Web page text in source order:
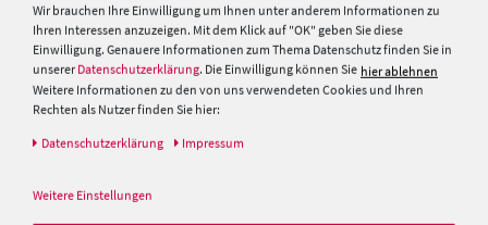
Wir brauchen Ihre Einwilligung um Ihnen unter anderem Informationen zu
Ihren Interessen anzuzeigen. Mit dem Klick auf "OK" geben Sie diese
Einwilligung. Genauere Informationen zum Thema Datenschutz finden Sie in
unserer Datenschutzerklärung. Die Einwilligung können Sie hier ablehnen
Weitere Informationen zu den von uns verwendeten Cookies und Ihren
Rechten als Nutzer finden Sie hier:
Daten­schutz­erklärung Impressum
Weitere Einstellungen